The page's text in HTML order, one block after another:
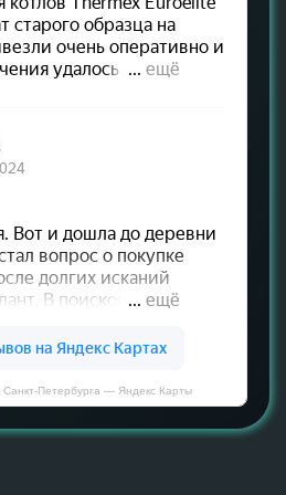
Санкт‑Петербурга — Яндекс Карты